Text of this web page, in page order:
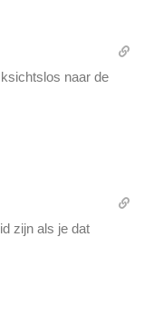
naar de
zijn als je dat